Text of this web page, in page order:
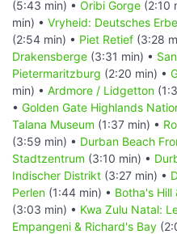
(5:43 min) • Oribi Gorge (2:10
min) • Vryheid: Deutsches Erbe
(2:54 min) • Piet Retief (3:28
Drakensberge (3:31 min) •
Pietermaritzburg (2:20 min) •
min) • Ardmore / Lidgetton
• Golden Gate Highlands
Talana Museum (1:37 min) •
(3:59 min) • Durban Beach
Stadtzentrum (3:10 min) •
Indischer Distrikt (3:27 min) •
Perlen (1:44 min) • Botha's Hill
(3:03 min) • Kwa Zulu Natal:
Empangeni & Richard's Bay